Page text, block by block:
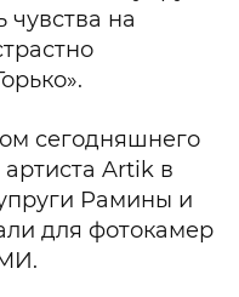
чувства на
сегодняшнего
Artik в
Рамины и
для фотокамер